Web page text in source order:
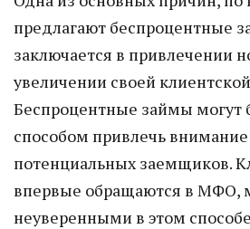
предлагают беспроцентные
заключается в привлечении
увеличении своей
Беспроцентные займы могут
способом привлечь внимание
потенциальных заемщиков.
впервые обращаются в МФО,
неуверенными в этом